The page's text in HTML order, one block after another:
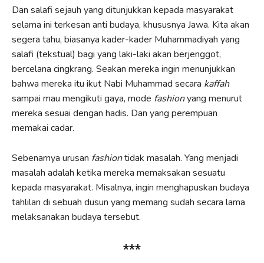
Dan salafi sejauh yang ditunjukkan kepada masyarakat
selama ini terkesan anti budaya, khususnya Jawa. Kita akan
segera tahu, biasanya kader-kader Muhammadiyah yang
salafi (tekstual) bagi yang laki-laki akan berjenggot,
bercelana cingkrang. Seakan mereka ingin menunjukkan
bahwa mereka itu ikut Nabi Muhammad secara kaffah
sampai mau mengikuti gaya, mode fashionyang menurut
mereka sesuai dengan hadis. Dan yang perempuan
memakai cadar.
Sebenarnya urusan fashiontidak masalah. Yang menjadi
masalah adalah ketika mereka memaksakan sesuatu
kepada masyarakat. Misalnya, ingin menghapuskan budaya
tahlilan di sebuah dusun yang memang sudah secara lama
melaksanakan budaya tersebut.
***